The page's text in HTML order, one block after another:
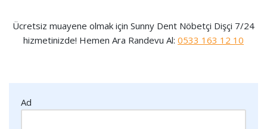
Ücretsiz muayene olmak için Sunny Dent Nöbetçi Dişçi 7/24
hizmetinizde! Hemen Ara Randevu Al: 0533 163 12 10
Ad